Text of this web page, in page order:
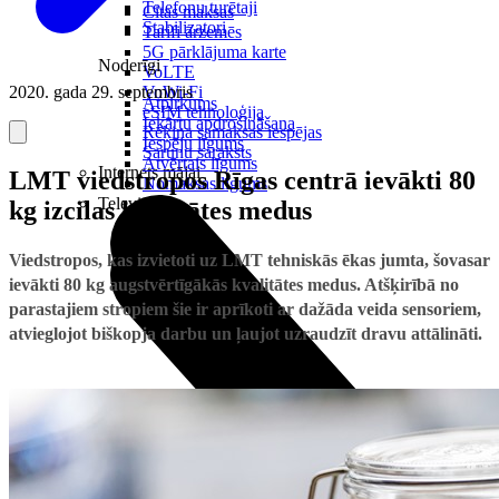
Citas maksas
Tarifi ārzemēs
5G pārklājuma karte
VoLTE
VoWi-Fi
eSIM tehnoloģija
Rēķina samaksas iespējas
Sarunu saraksts
Internets mājai
Telefonu turētaji
Stabilizatori
Noderīgi
Atpirkums
Iekārtu apdrošināšana
Iespēju līgums
Atvērtais līgums
Nomaksas līgums
Televizori
2020. gada 29. septembris
LMT viedstropos Rīgas centrā ievākti 80
kg izcilas kvalitātes medus
Viedstropos, kas izvietoti uz LMT tehniskās ēkas jumta, šovasar
ievākti 80 kg augstvērtīgākās kvalitātes medus. Atšķirībā no
parastajiem stropiem šie ir aprīkoti ar dažāda veida sensoriem,
atvieglojot biškopja darbu un ļaujot uzraudzīt dravu attālināti.